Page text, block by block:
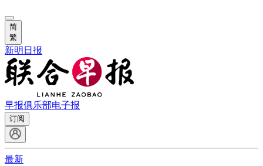
简
繁
新明日报
早报俱乐部电子报
订阅
最新